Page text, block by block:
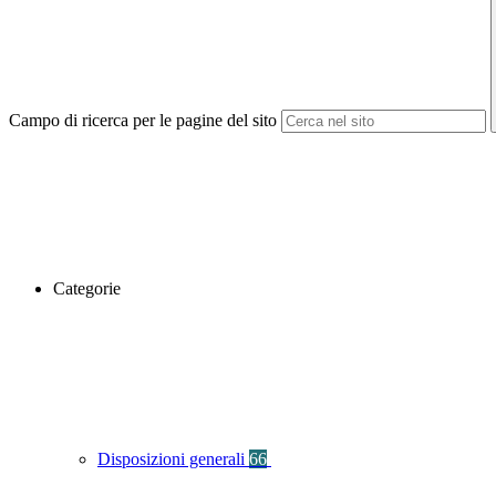
Campo di ricerca per le pagine del sito
Categorie
Disposizioni generali 66